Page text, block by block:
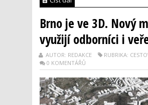
Brno je ve 3D. Nový
využijí odborníci i
AUTOR: REDAKCE
RUBRIKA:
0 KOMENTÁŘŮ